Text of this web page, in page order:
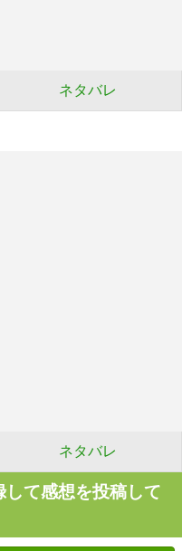
ネタバレ
ネタバレ
て感想を投稿して